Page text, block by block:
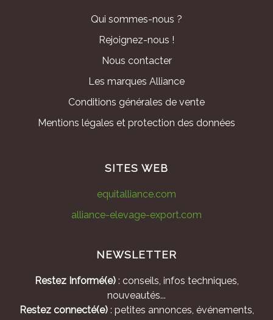
Qui sommes-nous ?
Rejoignez-nous !
Nous contacter
Les marques Alliance
Conditions générales de vente
Mentions légales et protection des données
SITES WEB
equitalliance.com
alliance-elevage-export.com
NEWSLETTER
Restez Informé(e): conseils, infos techniques,
nouveautés...
Restez connecté(e): petites annonces, événements,